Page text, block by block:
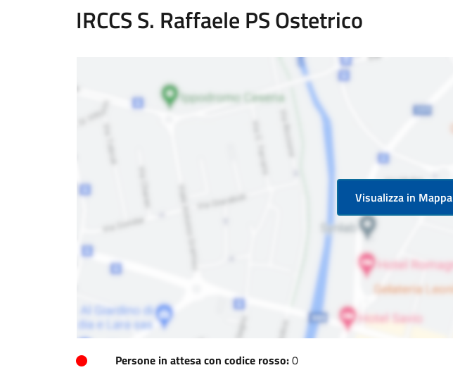
IRCCS S. Raffaele PS Ostetrico
Visualizza in Mappa
Persone in attesa con codice rosso:0